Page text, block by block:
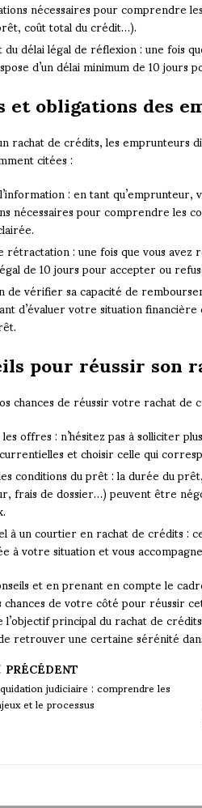
nécessaires pour comprendre
coût total du crédit…).
délai légal de réflexion : une fois
d’un délai minimum de 10
obligations des
rachat de crédits, les emprunteurs
citées :
: en tant
nécessaires pour comprendre les
: une fois que vous
de 10 jours pour accepter ou
de vérifier sa capacité de
d’évaluer votre situation
pour réussir son
chances de réussir votre rachat de
offres : n’hésitez pas à solliciter
et choisir celle qui
conditions du prêt : la durée du
frais de dossier…) peuvent être
à un courtier en rachat de crédits :
à votre situation et vous
et en prenant en compte le
de votre côté pour réussir
l’objectif principal du rachat de
retrouver une certaine sérénité
PRÉCÉDENT
judiciaire : comprendre les
et le processus